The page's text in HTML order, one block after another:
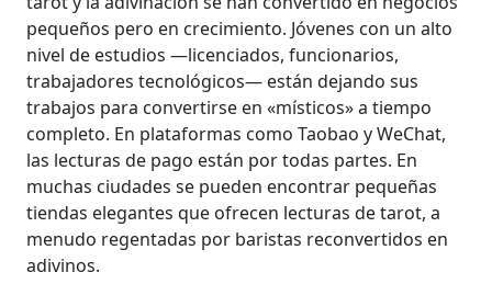
pequeños pero en crecimiento. Jóvenes con un alto
nivel de estudios —licenciados, funcionarios,
trabajadores tecnológicos— están dejando sus
trabajos para convertirse en «místicos» a tiempo
completo. En plataformas como Taobao y WeChat,
las lecturas de pago están por todas partes. En
muchas ciudades se pueden encontrar pequeñas
tiendas elegantes que ofrecen lecturas de tarot, a
menudo regentadas por baristas reconvertidos en
adivinos.